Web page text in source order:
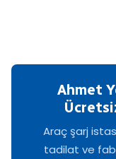
Ahmet
Araç şarj
tadilat ve